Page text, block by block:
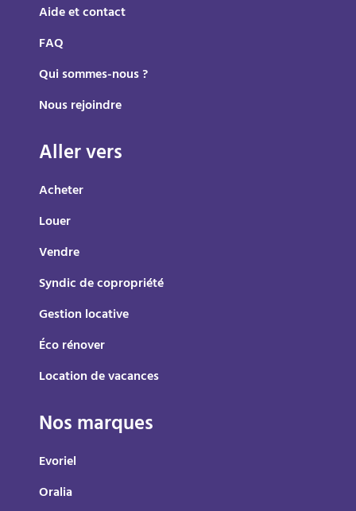
Aide et contact
FAQ
Qui sommes-nous ?
Nous rejoindre
Aller vers
Acheter
Louer
Vendre
Syndic de copropriété
Gestion locative
Éco rénover
Location de vacances
Nos marques
Evoriel
Oralia